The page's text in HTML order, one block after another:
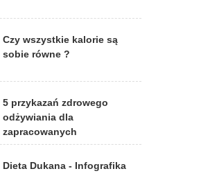
Czy wszystkie kalorie są
sobie równe ?
5 przykazań zdrowego
odżywiania dla
zapracowanych
Dieta Dukana - Infografika